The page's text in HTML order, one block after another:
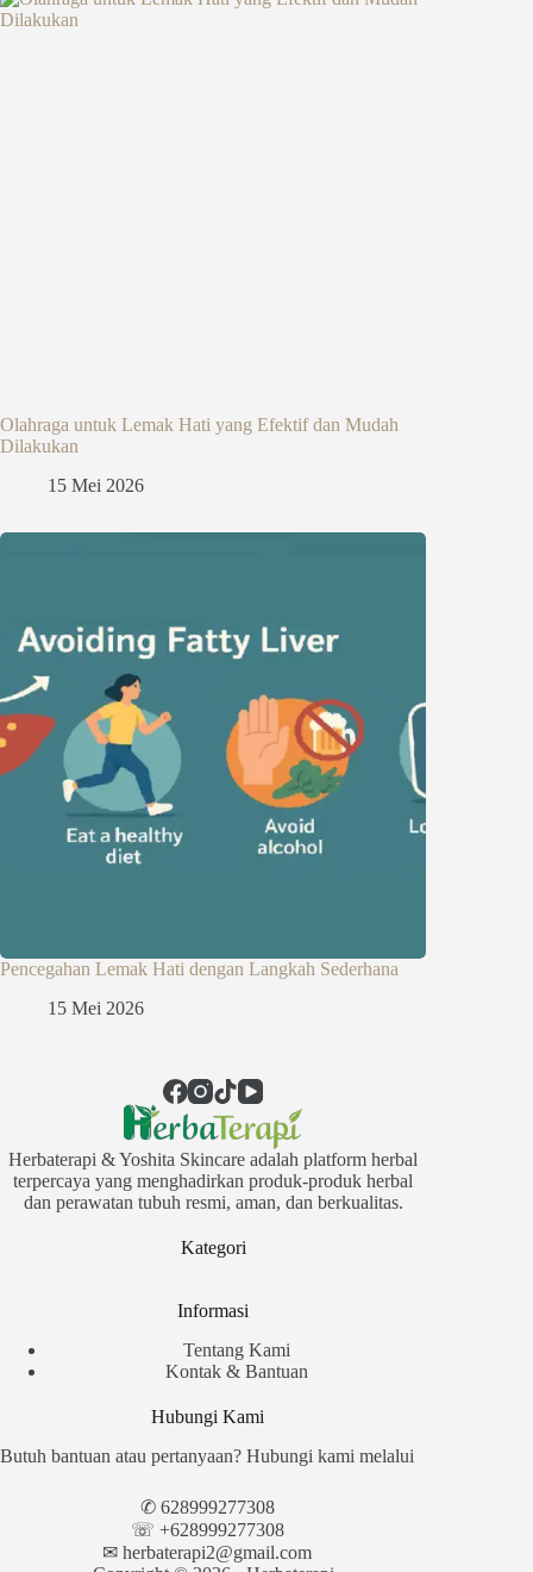
Olahraga untuk Lemak Hati yang Efektif dan Mudah
Dilakukan
15 Mei 2026
Pencegahan Lemak Hati dengan Langkah Sederhana
15 Mei 2026
Herbaterapi & Yoshita Skincare adalah platform herbal
terpercaya yang menghadirkan produk-produk herbal
dan perawatan tubuh resmi, aman, dan berkualitas.
Kategori
Informasi
Tentang Kami
Kontak & Bantuan
Hubungi Kami
Butuh bantuan atau pertanyaan? Hubungi kami melalui
✆ 628999277308
☏ +628999277308
✉︎ herbaterapi2@gmail.com